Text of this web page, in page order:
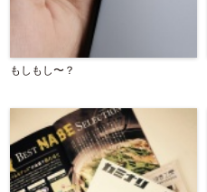
もしもし〜？